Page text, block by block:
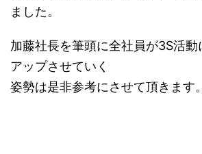
ました。
加藤社長を筆頭に全社員が3S活動
アップさせていく
姿勢は是非参考にさせて頂きます。